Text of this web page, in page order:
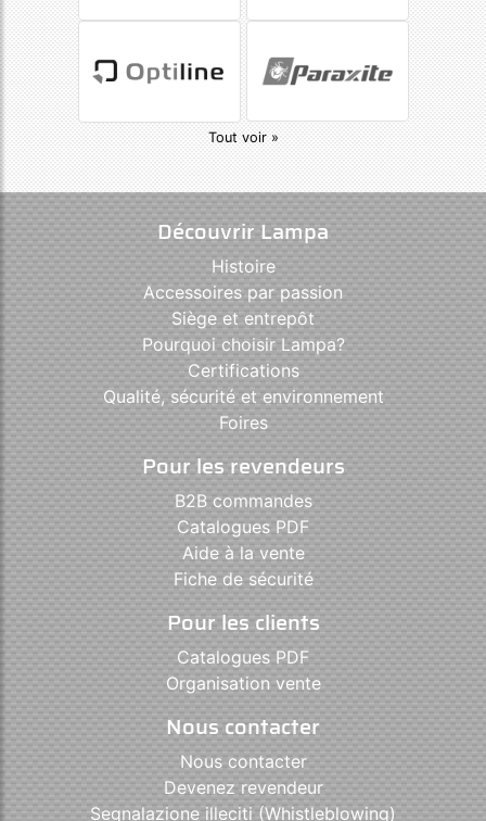
Tout voir »
Découvrir Lampa
Histoire
Accessoires par passion
Siège et entrepôt
Pourquoi choisir Lampa?
Certifications
Qualité, sécurité et environnement
Foires
Pour les revendeurs
B2B commandes
Catalogues PDF
Aide à la vente
Fiche de sécurité
Pour les clients
Catalogues PDF
Organisation vente
Nous contacter
Nous contacter
Devenez revendeur
Segnalazione illeciti (Whistleblowing)